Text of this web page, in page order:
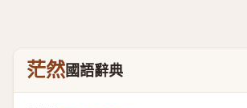
茫然國語辭典